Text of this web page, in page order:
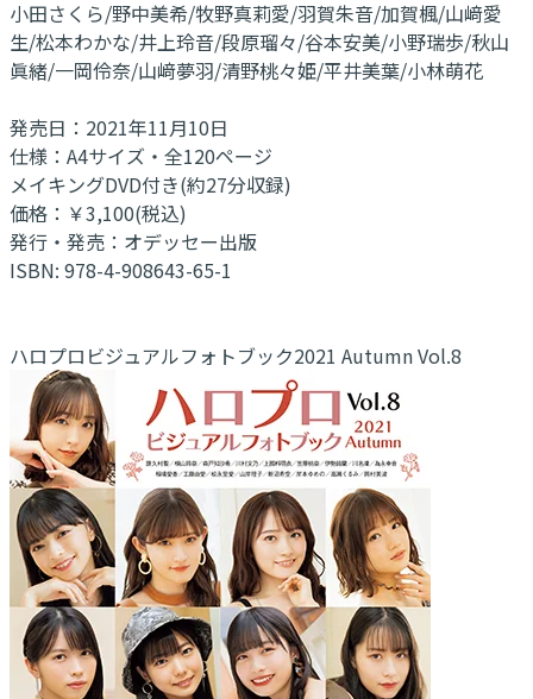
小田さくら/野中美希/牧野真莉愛/羽賀朱音/加賀楓/山﨑愛
生/松本わかな/井上玲音/段原瑠々/谷本安美/小野瑞歩/秋山
眞緒/一岡伶奈/山﨑夢羽/清野桃々姫/平井美葉/小林萌花
発売日：2021年11月10日
仕様：A4サイズ・全120ページ
メイキングDVD付き(約27分収録)
価格：￥3,100(税込)
発行・発売：オデッセー出版
ISBN: 978-4-908643-65-1
ハロプロビジュアルフォトブック2021 Autumn Vol.8